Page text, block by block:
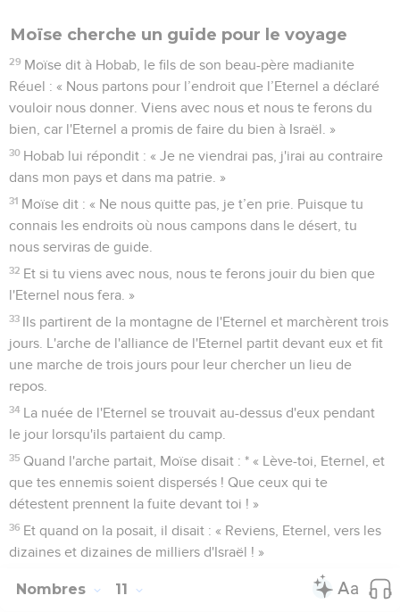
Moïse cherche un guide pour le voyage
29 Moïse dit à Hobab, le fils de son beau-père madianite
Réuel : « Nous partons pour l’endroit que l’Eternel a déclaré
vouloir nous donner. Viens avec nous et nous te ferons du
bien, car l'Eternel a promis de faire du bien à Israël. »
30 Hobab lui répondit : « Je ne viendrai pas, j'irai au contraire
dans mon pays et dans ma patrie. »
31 Moïse dit : « Ne nous quitte pas, je t’en prie. Puisque tu
connais les endroits où nous campons dans le désert, tu
nous serviras de guide.
32 Et si tu viens avec nous, nous te ferons jouir du bien que
l'Eternel nous fera. »
33 Ils partirent de la montagne de l'Eternel et marchèrent trois
jours. L'arche de l'alliance de l'Eternel partit devant eux et fit
une marche de trois jours pour leur chercher un lieu de
repos.
34 La nuée de l'Eternel se trouvait au-dessus d'eux pendant
le jour lorsqu'ils partaient du camp.
35 Quand l'arche partait, Moïse disait : * « Lève-toi, Eternel, et
que tes ennemis soient dispersés ! Que ceux qui te
détestent prennent la fuite devant toi ! »
36 Et quand on la posait, il disait : « Reviens, Eternel, vers les
dizaines et dizaines de milliers d'Israël ! »
Nombres 11